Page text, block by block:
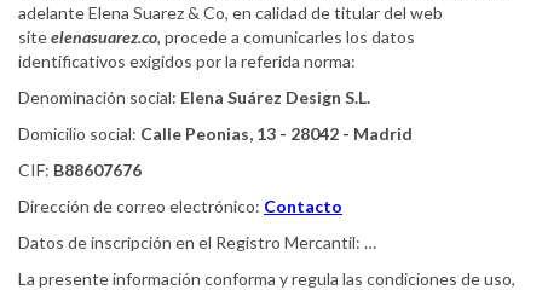
adelante Elena Suarez & Co, en calidad de titular del web
siteelenasuarez.co, procede a comunicarles los datos
identificativos exigidos por la referida norma:
Denominación social: Elena Suárez Design S.L.
Domicilio social: Calle Peonias, 13 - 28042 - Madrid
CIF: B88607676
Dirección de correo electrónico: Contacto
Datos de inscripción en el Registro Mercantil: …
La presente información conforma y regula las condiciones de uso,